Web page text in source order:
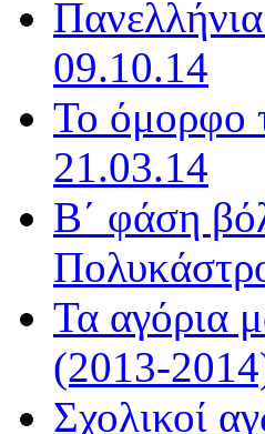
09.10.14
Το όμορφο
21.03.14
Β΄ φάση
Τα αγόρια
(2013-
Σχολικοί